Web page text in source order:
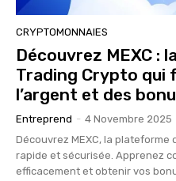
CRYPTOMONNAIES
Découvrez MEXC :
Trading Crypto qui
l’argent et des
Entreprend - 4 Novembre 2025
Découvrez MEXC, la plateforme
rapide et sécurisée. Apprenez
efficacement et obtenir vos